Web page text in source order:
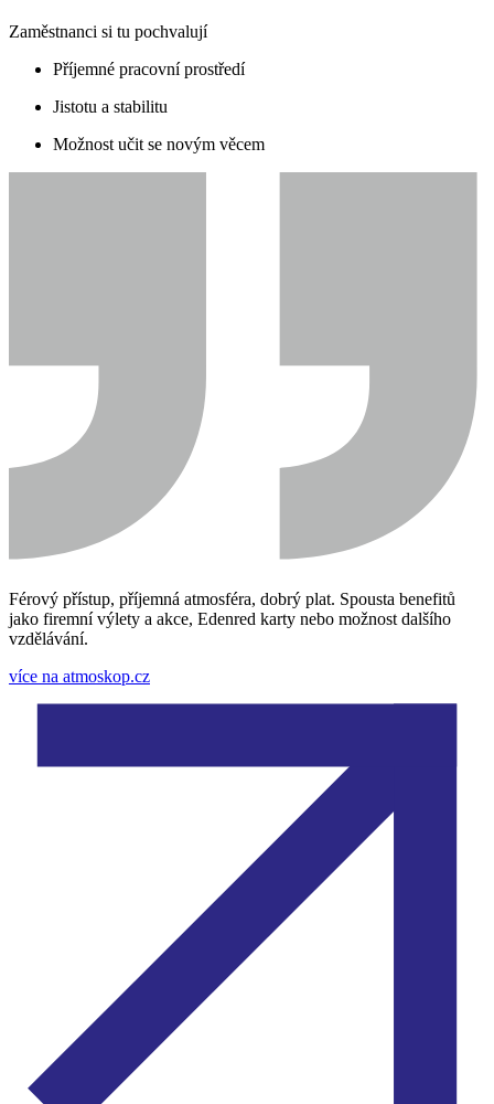
Zaměstnanci si tu pochvalují
Příjemné pracovní prostředí
Jistotu a stabilitu
Možnost učit se novým věcem
Férový přístup, příjemná atmosféra, dobrý plat. Spousta benefitů
jako firemní výlety a akce, Edenred karty nebo možnost dalšího
vzdělávání.
více na atmoskop.cz